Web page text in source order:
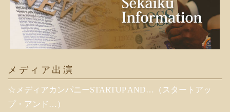
メディア出演
☆メディアカンパニーSTARTUP AND…（スタートアッ
プ・アンド…）